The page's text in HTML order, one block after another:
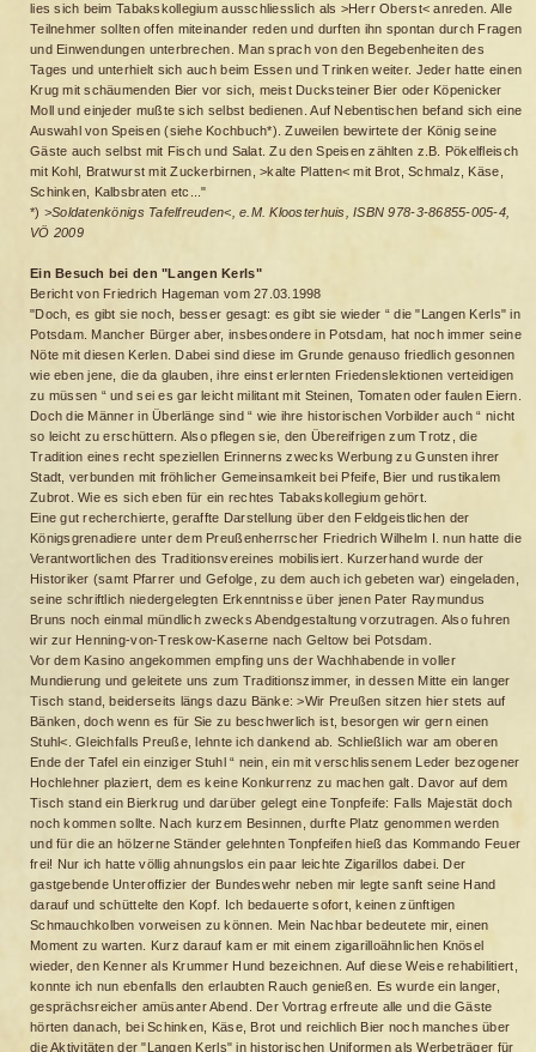
lies sich beim Tabakskollegium ausschliesslich als >Herr Oberst< anreden. Alle
Teilnehmer sollten offen miteinander reden und durften ihn spontan durch Fragen
und Einwendungen unterbrechen. Man sprach von den Begebenheiten des
Tages und unterhielt sich auch beim Essen und Trinken weiter. Jeder hatte einen
Krug mit schäumenden Bier vor sich, meist Ducksteiner Bier oder Köpenicker
Moll und einjeder mußte sich selbst bedienen. Auf Nebentischen befand sich eine
Auswahl von Speisen (siehe Kochbuch*). Zuweilen bewirtete der König seine
Gäste auch selbst mit Fisch und Salat. Zu den Speisen zählten z.B. Pökelfleisch
mit Kohl, Bratwurst mit Zuckerbirnen, >kalte Platten< mit Brot, Schmalz, Käse,
Schinken, Kalbsbraten etc..."
*) >Soldatenkönigs Tafelfreuden<, e.M. Kloosterhuis, ISBN 978-3-86855-005-4,
VÖ 2009
Ein Besuch bei den "Langen Kerls"
Bericht von Friedrich Hageman vom 27.03.1998
"Doch, es gibt sie noch, besser gesagt: es gibt sie wieder “ die "Langen Kerls" in
Potsdam. Mancher Bürger aber, insbesondere in Potsdam, hat noch immer seine
Nöte mit diesen Kerlen. Dabei sind diese im Grunde genauso friedlich gesonnen
wie eben jene, die da glauben, ihre einst erlernten Friedenslektionen verteidigen
zu müssen “ und sei es gar leicht militant mit Steinen, Tomaten oder faulen Eiern.
Doch die Männer in Überlänge sind “ wie ihre historischen Vorbilder auch “ nicht
so leicht zu erschüttern. Also pflegen sie, den Übereifrigen zum Trotz, die
Tradition eines recht speziellen Erinnerns zwecks Werbung zu Gunsten ihrer
Stadt, verbunden mit fröhlicher Gemeinsamkeit bei Pfeife, Bier und rustikalem
Zubrot. Wie es sich eben für ein rechtes Tabakskollegium gehört.
Eine gut recherchierte, geraffte Darstellung über den Feldgeistlichen der
Königsgrenadiere unter dem Preußenherrscher Friedrich Wilhelm I. nun hatte die
Verantwortlichen des Traditionsvereines mobilisiert. Kurzerhand wurde der
Historiker (samt Pfarrer und Gefolge, zu dem auch ich gebeten war) eingeladen,
seine schriftlich niedergelegten Erkenntnisse über jenen Pater Raymundus
Bruns noch einmal mündlich zwecks Abendgestaltung vorzutragen. Also fuhren
wir zur Henning-von-Treskow-Kaserne nach Geltow bei Potsdam.
Vor dem Kasino angekommen empfing uns der Wachhabende in voller
Mundierung und geleitete uns zum Traditionszimmer, in dessen Mitte ein langer
Tisch stand, beiderseits längs dazu Bänke: >Wir Preußen sitzen hier stets auf
Bänken, doch wenn es für Sie zu beschwerlich ist, besorgen wir gern einen
Stuhl<. Gleichfalls Preuße, lehnte ich dankend ab. Schließlich war am oberen
Ende der Tafel ein einziger Stuhl “ nein, ein mit verschlissenem Leder bezogener
Hochlehner plaziert, dem es keine Konkurrenz zu machen galt. Davor auf dem
Tisch stand ein Bierkrug und darüber gelegt eine Tonpfeife: Falls Majestät doch
noch kommen sollte. Nach kurzem Besinnen, durfte Platz genommen werden
und für die an hölzerne Ständer gelehnten Tonpfeifen hieß das Kommando Feuer
frei! Nur ich hatte völlig ahnungslos ein paar leichte Zigarillos dabei. Der
gastgebende Unteroffizier der Bundeswehr neben mir legte sanft seine Hand
darauf und schüttelte den Kopf. Ich bedauerte sofort, keinen zünftigen
Schmauchkolben vorweisen zu können. Mein Nachbar bedeutete mir, einen
Moment zu warten. Kurz darauf kam er mit einem zigarilloähnlichen Knösel
wieder, den Kenner als Krummer Hund bezeichnen. Auf diese Weise rehabilitiert,
konnte ich nun ebenfalls den erlaubten Rauch genießen. Es wurde ein langer,
gesprächsreicher amüsanter Abend. Der Vortrag erfreute alle und die Gäste
hörten danach, bei Schinken, Käse, Brot und reichlich Bier noch manches über
die Aktivitäten der "Langen Kerls" in historischen Uniformen als Werbeträger für